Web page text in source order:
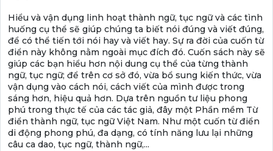
Hiểu và vận dụng linh hoạt thành ngữ, tục ngữ và các tình
huống cụ thể sẽ giúp chúng ta biết nói đúng và viết đúng,
để có thể tiến tới nói hay và viết hay. Sự ra đời của cuốn từ
điển này không nằm ngoài mục đích đó. Cuốn sách này sẽ
giúp các bạn hiểu hơn nội dung cụ thể của từng thành
ngữ, tục ngữ; để trên cơ sở đó, vừa bổ sung kiến thức, vừa
vận dụng vào cách nói, cách viết của mình được trong
sáng hơn, hiệu quả hơn. Dựa trên nguồn tư liệu phong
phú trong thực tế của các tác giả, đây một Phần mềm Từ
điển thành ngữ, tục ngữ Việt Nam. Như một cuốn từ điển
di động phong phú, đa dạng, có tính năng lưu lại những
câu ca dao, tục ngữ, thành ngữ,...